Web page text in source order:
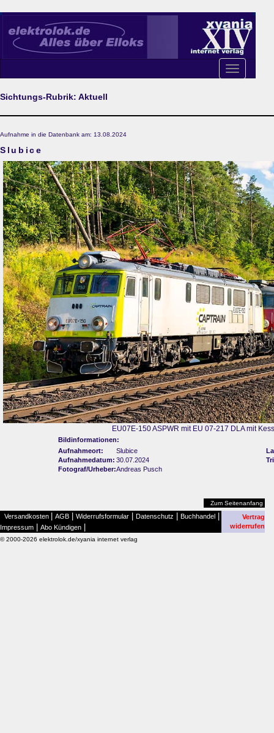
Toggle
navigation
Sichtungs-Rubrik: Aktuell
Aufnahme in die Datenbank am: 13.08.2024
Slubice
EU07E-150 ASPWR mit EU 07-217 DLA mit
Bildinformationen:
Aufnahmeort:
Slubice
Aufnahmedatum: 30.07.2024
Fotograf/Urheber:Andreas Pusch
Zum Seitenanfang
Versandkosten AGB Widerrufsformular Datenschutz Buchhandel
Impressum Abo Kündigen
Vertrag
widerrufen
© 2000-2026 elektrolok.de/xyania internet verlag